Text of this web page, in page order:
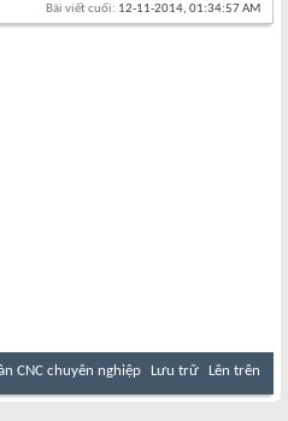
Bài viết cuối: 12-11-2014, 01:34:57 AM
CNC chuyên nghiệp Lưu trữ Lên trên